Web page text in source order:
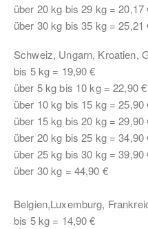
über 20 kg bis 29 kg = 20,17
über 30 kg bis 35 kg = 25,21
Schweiz, Ungarn, Kroatien,
bis 5 kg = 19,90 €
über 5 kg bis 10 kg = 22,90 €
über 10 kg bis 15 kg = 25,90
über 15 kg bis 20 kg = 29,90
über 20 kg bis 25 kg = 34,90
über 25 kg bis 30 kg = 39,90
über 30 kg = 44,90 €
Belgien,Luxemburg,
bis 5 kg = 14,90 €